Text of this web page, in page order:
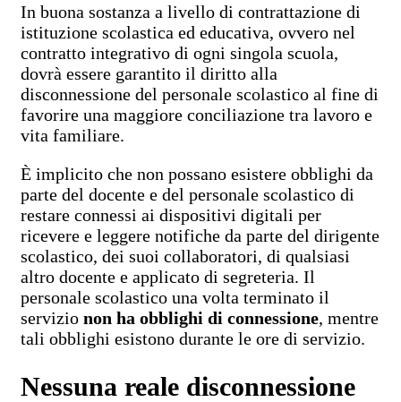
In buona sostanza a livello di contrattazione di
istituzione scolastica ed educativa, ovvero nel
contratto integrativo di ogni singola scuola,
dovrà essere garantito il diritto alla
disconnessione del personale scolastico al fine di
favorire una maggiore conciliazione tra lavoro e
vita familiare.
È implicito che non possano esistere obblighi da
parte del docente e del personale scolastico di
restare connessi ai dispositivi digitali per
ricevere e leggere notifiche da parte del dirigente
scolastico, dei suoi collaboratori, di qualsiasi
altro docente e applicato di segreteria. Il
personale scolastico una volta terminato il
servizio non ha obblighi di connessione, mentre
tali obblighi esistono durante le ore di servizio.
Nessuna reale disconnessione